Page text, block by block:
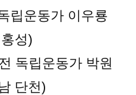
립운동가 이우룡
성)
독립운동가 박원
단천)